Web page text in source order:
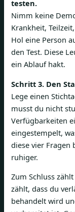
testen.
Nimm keine
Krankheit,
Hol eine Person
den Test. Diese
ein Ablauf hakt.
Schritt 3. Den
Lege einen
musst du nicht
Verfügbarkeiten
eingestempelt,
diese vier Fragen
ruhiger.
Zum Schluss
zählt, dass du
behandelt wird